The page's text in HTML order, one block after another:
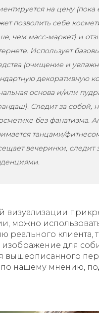
на цену
позволить себе
чем масс-маркет) и
Использует
(очищение и
декоративную
основа и/или
Следит за собой,
без фанатизма.
танцами/
вечеринки,
визуализации
можно
реального клиента,
изображение для
вышеописанного
нашему мнению,